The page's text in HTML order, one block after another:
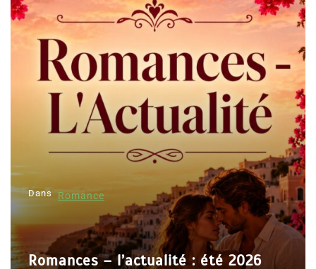
Dans Romance
Romances – l’actualité : été 2026